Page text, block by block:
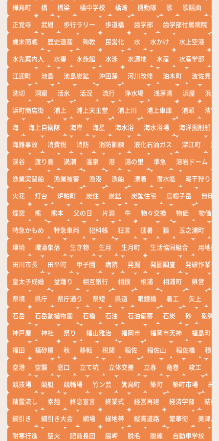
樺島町
橋 橋梁 橘中学校 橘湾 機動隊 歌 歌謡曲
正覚寺
武雄 歩行ラリー 歩道橋 歯学部 歯学部付属病院
歳末商戦
歴史遺産 殉教 民営化 水 水かけ 水上空港
水先案内人
水害 水族館 水泳 水源地 水産 水産学部
江迎町
池島 池島炭鉱 沖田踊 河川改修 油木町
波佐見
洗切
洞窟 活水 活況 流行 浄水場 浅茅湾 浜屋
浜
浜町商店街
浦上 浦上天主堂 浦上川 浦上車庫 浦頭
浩宮
海
海上自衛隊 海岸 海星 海水浴 海水浴場
海洋掘削船
海難事故
消費税 消防 消防訓練 液化石油ガス 深江町
淵
渓谷
渡り鳥 渦潮 温泉 港 湯の里 準急 溶岩ドーム
漁業実習船
漁業被害 漁港 漁船 漂着 潜水艦
潮干狩り
火花
灯台 炉粕町 炭住 炭鉱 炭鉱住宅 烏帽子岳
無印
煙突
熊 熊本 父の日 片淵 牛 物々交換 物価
物価高
特急かもめ
特急車両 犯科帳 狂言 猛暑 猿 玉之浦町
環境
環濠集落 生き物 生月 生月町 生活協同組合
用地売
田川市長
田平町 甲子園 病院 発掘 発掘調査
発破作業
皇太子成婚
盆踊り 相互銀行 相撲 相浦 相浦町 県営
県境
県庁 県庁通り 県短 県道 眼鏡橋 着工 矢上
石岳
石岳動植物園 石橋 石油 石油備蓄 石炭 砂
砲弾
神戸屋
神社 祭り 福山雅治 福岡市 福岡市天神
福島町
福田
福砂屋 秋 移転 税関 稲佐 稲佐山 稲佐橋
積雪
空港
空襲 窓口 立て坑 立体交差 立春 竜巻 竣工
競技場
競艇 競輪場 竹ン芸 箕島町 築町 築町市場
米
精霊流し
素麺 終息宣言 終業式 経営再建 経済学部
結婚
綱引き
綱引き大会 網場 緑地帯 縦貫道路 繁華街
美津島
耐寒行進
聖火 肥前長田 脇岬 脱毛 脱線 自動車学校